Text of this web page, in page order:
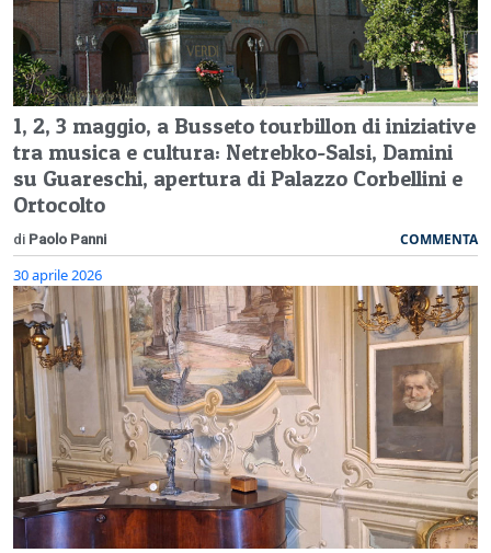
1, 2, 3 maggio, a Busseto tourbillon di iniziative
tra musica e cultura: Netrebko-Salsi, Damini
su Guareschi, apertura di Palazzo Corbellini e
Ortocolto
di Paolo Panni COMMENTA
30 aprile 2026